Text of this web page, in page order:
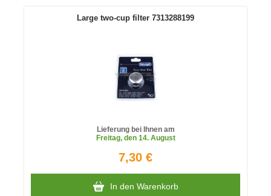
Large two-cup filter 7313288199
Lieferung bei Ihnen am
Freitag, den 14. August
7,30 €
In den Warenkorb